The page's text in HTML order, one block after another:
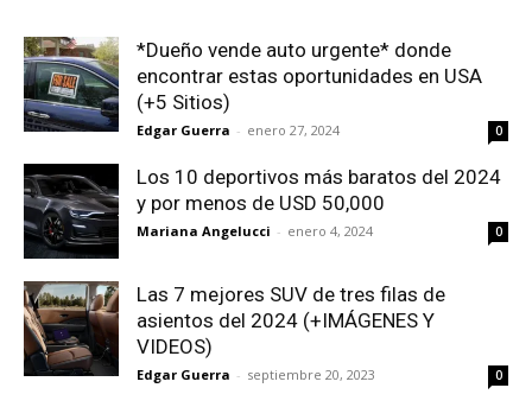
*Dueño vende auto urgente* donde
encontrar estas oportunidades en USA
(+5 Sitios)
Edgar Guerra - enero 27, 2024 0
Los 10 deportivos más baratos del 2024
y por menos de USD 50,000
Mariana Angelucci - enero 4, 2024 0
Las 7 mejores SUV de tres filas de
asientos del 2024 (+IMÁGENES Y
VIDEOS)
Edgar Guerra - septiembre 20, 2023 0